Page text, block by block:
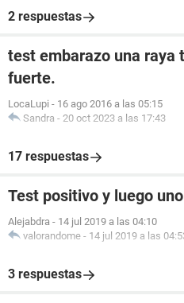
2 respuestas
test embarazo una raya
fuerte.
LocaLupi - 16 ago 2016 a las 05:15
Sandra - 20 oct 2023 a las 17:43
17 respuestas
Test positivo y luego
Alejabdra - 14 jul 2019 a las 04:10
valorandome - 14 jul 2019 a las
3 respuestas